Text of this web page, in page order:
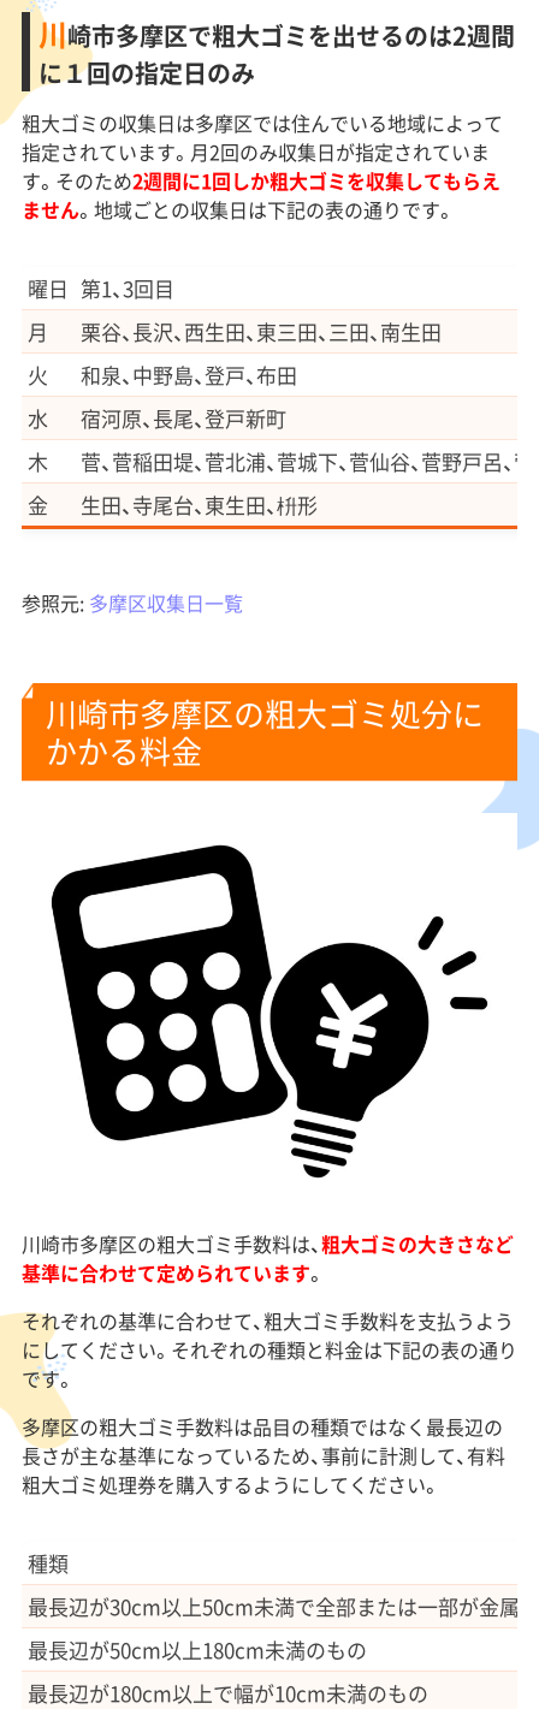
川崎市多摩区で粗大ゴミを出せるのは2週間
に１回の指定日のみ
粗大ゴミの収集日は多摩区では住んでいる地域によって
指定されています。月2回のみ収集日が指定されていま
す。そのため2週間に1回しか粗大ゴミを収集してもらえ
ません。地域ごとの収集日は下記の表の通りです。
曜日 第1、3回目
月
栗谷、長沢、西生田、東三田、三田、南生田
火
和泉、中野島、登戸、布田
水
宿河原、長尾、登戸新町
木
菅、菅稲田堤、菅北浦、菅城下、菅仙谷、菅野戸呂、
金
生田、寺尾台、東生田、枡形
参照元: 多摩区収集日一覧
川崎市多摩区の粗大ゴミ処分に
かかる料金
川崎市多摩区の粗大ゴミ手数料は、粗大ゴミの大きさなど
基準に合わせて定められています。
それぞれの基準に合わせて、粗大ゴミ手数料を支払うよう
にしてください。それぞれの種類と料金は下記の表の通り
です。
多摩区の粗大ゴミ手数料は品目の種類ではなく最長辺の
長さが主な基準になっているため、事前に計測して、有料
粗大ゴミ処理券を購入するようにしてください。
種類
最長辺が30cm以上50cm未満で全部または一部が金属
最長辺が50cm以上180cm未満のもの
最長辺が180cm以上で幅が10cm未満のもの